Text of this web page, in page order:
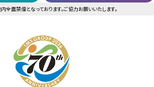
全面禁煙となっております。ご協力お願いいたします。